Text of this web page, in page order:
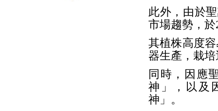
此外，由於
市場趨勢，
其植株高度
器生產，栽
同時，因應
神」，以及
神」。